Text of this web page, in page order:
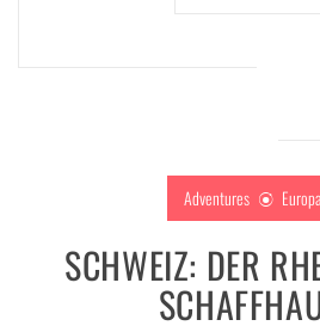
Adventures Europa
SCHWEIZ: DER